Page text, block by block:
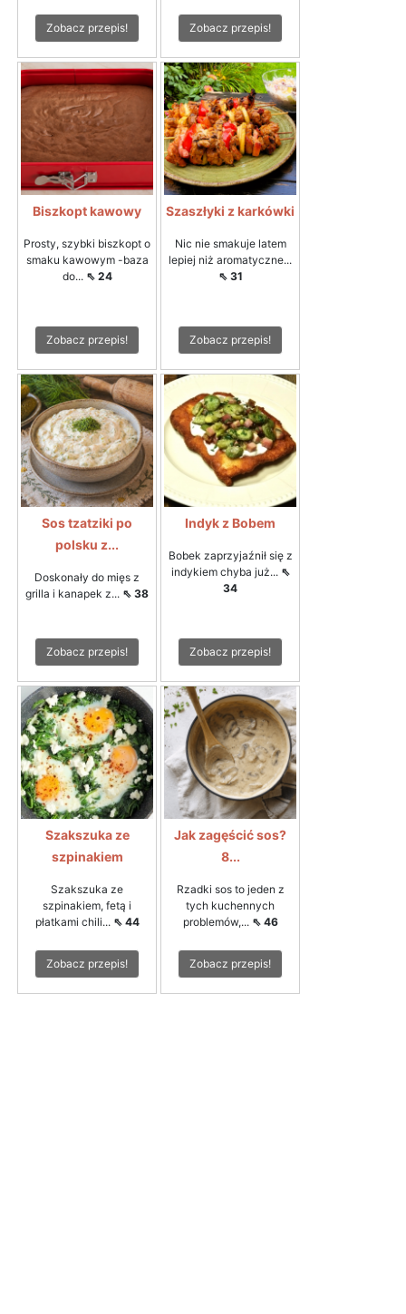
Zobacz przepis! Zobacz przepis!
Biszkopt kawowy
Prosty, szybki biszkopt o
smaku kawowym -baza
do... ⇖ 24
Zobacz przepis!
Szaszłyki z karkówki
Nic nie smakuje latem
lepiej niż aromatyczne...
⇖ 31
Zobacz przepis!
Sos tzatziki po
polsku z...
Doskonały do mięs z
grilla i kanapek z... ⇖ 38
Zobacz przepis!
Indyk z Bobem
Bobek zaprzyjaźnił się z
indykiem chyba już... ⇖
34
Zobacz przepis!
Szakszuka ze
szpinakiem
Szakszuka ze
szpinakiem, fetą i
płatkami chili... ⇖ 44
Zobacz przepis!
Jak zagęścić sos?
8...
Rzadki sos to jeden z
tych kuchennych
problemów,... ⇖ 46
Zobacz przepis!